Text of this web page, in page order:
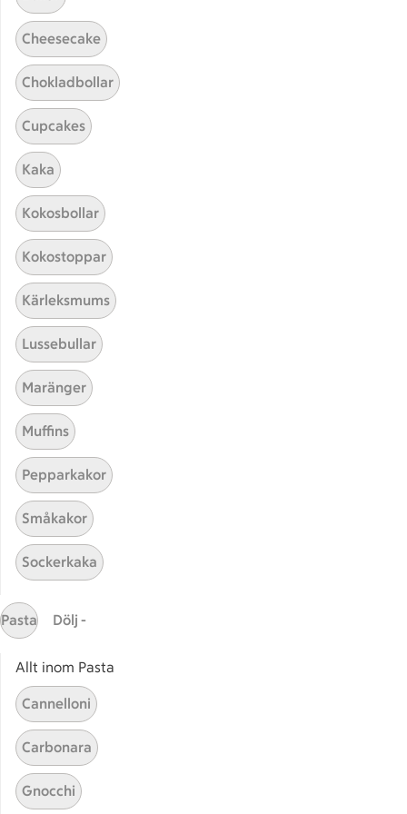
Hittade inget recept
Testa att söka på något nytt, eller ta bort något av
Tårta
Här hittar du alla goda recept du har sparat och
Start
Cheesecake
Chokladbollar
Cupcakes
Kaka
Kokosbollar
Kokostoppar
Kärleksmums
Lussebullar
Maränger
Muffins
Pepparkakor
Småkakor
Sockerkaka
Pasta Dölj -
Allt inom Pasta
Cannelloni
Carbonara
Gnocchi